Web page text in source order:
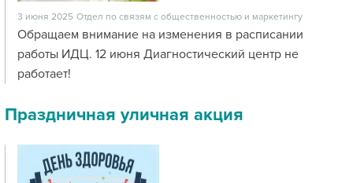
3 июня 2025 Отдел по связям с общественностью и маркетингу
Обращаем внимание на изменения в расписании
работы ИДЦ. 12 июня Диагностический центр не
работает!
Праздничная уличная акция